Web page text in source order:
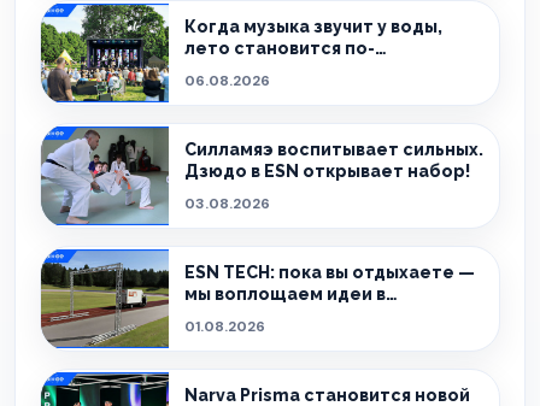
Когда музыка звучит у воды,
лето становится по-
06.08.2026
Силламяэ воспитывает сильных.
Дзюдо в ESN открывает набор!
03.08.2026
ESN TECH: пока вы отдыхаете —
мы воплощаем идеи в
01.08.2026
Narva Prisma становится новой